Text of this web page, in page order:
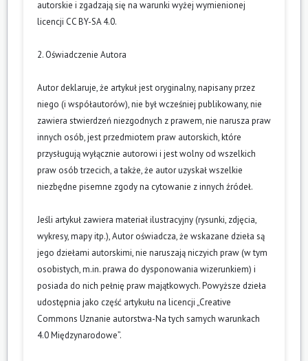
autorskie i zgadzają się na warunki wyżej wymienionej
licencji CC BY-SA 4.0.
2. Oświadczenie Autora
Autor deklaruje, że artykuł jest oryginalny, napisany przez
niego (i współautorów), nie był wcześniej publikowany, nie
zawiera stwierdzeń niezgodnych z prawem, nie narusza praw
innych osób, jest przedmiotem praw autorskich, które
przysługują wyłącznie autorowi i jest wolny od wszelkich
praw osób trzecich, a także, że autor uzyskał wszelkie
niezbędne pisemne zgody na cytowanie z innych źródeł.
Jeśli artykuł zawiera materiał ilustracyjny (rysunki, zdjęcia,
wykresy, mapy itp.), Autor oświadcza, że wskazane dzieła są
jego dziełami autorskimi, nie naruszają niczyich praw (w tym
osobistych, m.in. prawa do dysponowania wizerunkiem) i
posiada do nich pełnię praw majątkowych. Powyższe dzieła
udostępnia jako część artykułu na licencji „Creative
Commons Uznanie autorstwa-Na tych samych warunkach
4.0 Międzynarodowe”.